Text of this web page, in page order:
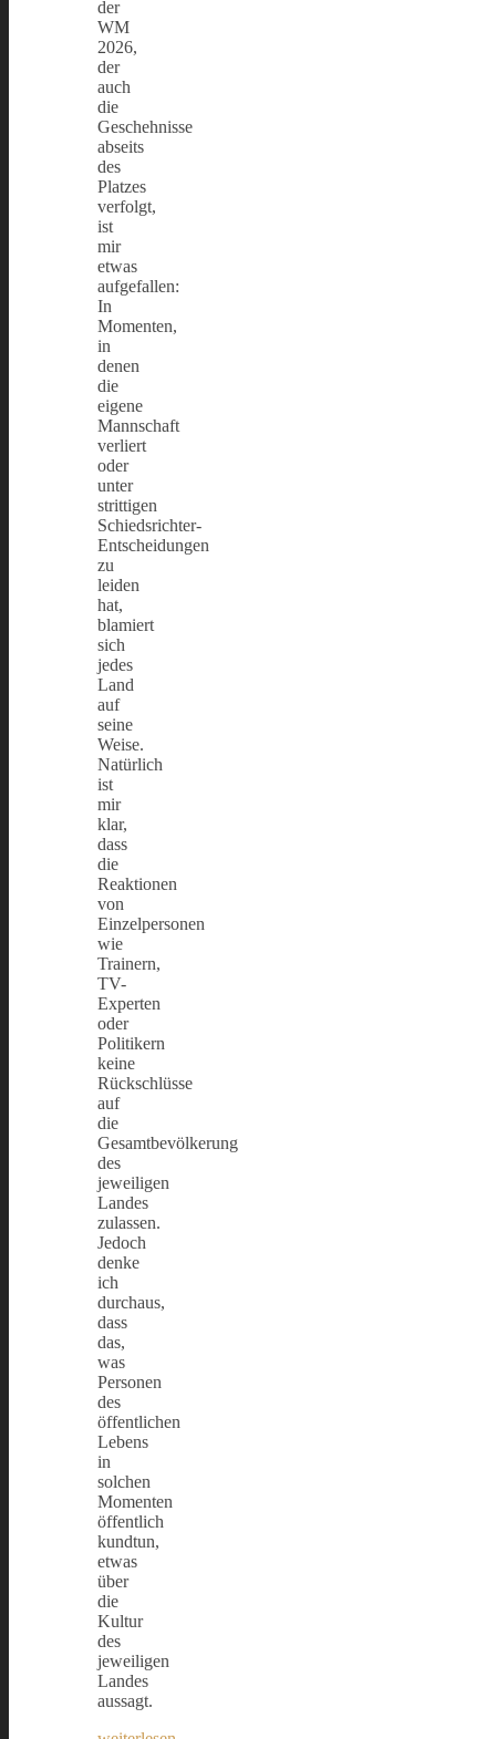
der
WM
2026,
der
auch
die
Geschehnisse
abseits
des
Platzes
verfolgt,
ist
mir
etwas
aufgefallen:
In
Momenten,
in
denen
die
eigene
Mannschaft
verliert
oder
unter
strittigen
Schiedsrichter-
Entscheidungen
zu
leiden
hat,
blamiert
sich
jedes
Land
auf
seine
Weise.
Natürlich
ist
mir
klar,
dass
die
Reaktionen
von
Einzelpersonen
wie
Trainern,
TV-
Experten
oder
Politikern
keine
Rückschlüsse
auf
die
Gesamtbevölkerung
des
jeweiligen
Landes
zulassen.
Jedoch
denke
ich
durchaus,
dass
das,
was
Personen
des
öffentlichen
Lebens
in
solchen
Momenten
öffentlich
kundtun,
etwas
über
die
Kultur
des
jeweiligen
Landes
aussagt.